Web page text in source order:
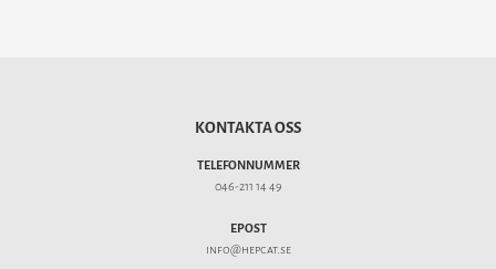
KONTAKTA OSS
TELEFONNUMMER
046-211 14 49
EPOST
info@hepcat.se